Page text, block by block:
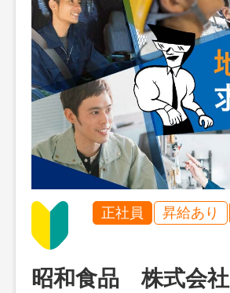
正社員 昇給あり
昭和食品 株式会社